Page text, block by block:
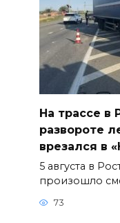
На трассе в
развороте
врезался в
5 августа в
произошло
73